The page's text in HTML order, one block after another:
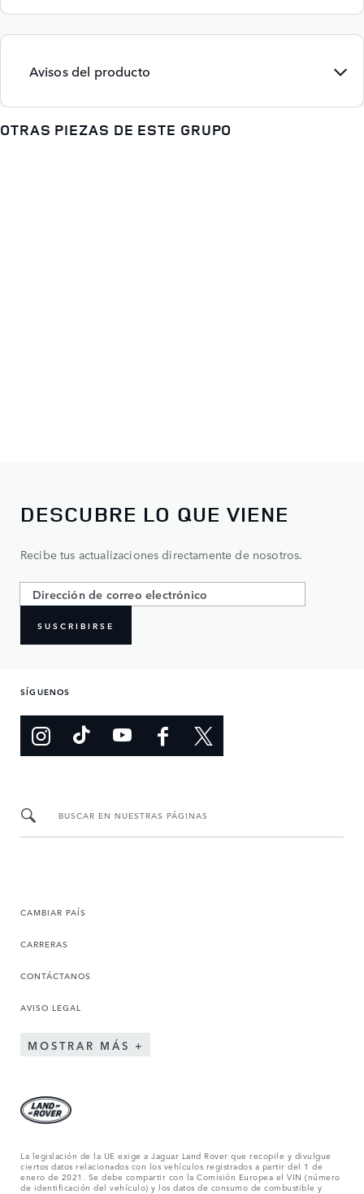
Avisos del producto
OTRAS PIEZAS DE ESTE GRUPO
DESCUBRE LO QUE VIENE
Recibe tus actualizaciones directamente de nosotros.
SUSCRIBIRSE
SÍGUENOS
BUSCAR EN NUESTRAS PÁGINAS
CAMBIAR PAÍS
CARRERAS
CONTÁCTANOS
AVISO LEGAL
MOSTRAR MÁS
La legislación de la UE exige a Jaguar Land Rover que recopile y divulgue
ciertos datos relacionados con los vehículos registrados a partir del 1 de
enero de 2021. Se debe compartir con la Comisión Europea el VIN (número
de identificación del vehículo) y los datos de consumo de combustible y